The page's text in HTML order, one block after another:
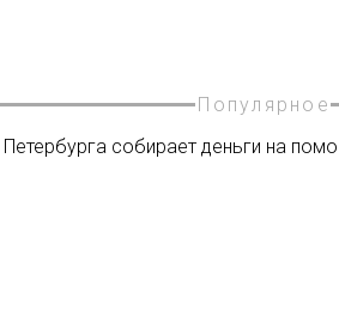
Популярное
собирает деньги на